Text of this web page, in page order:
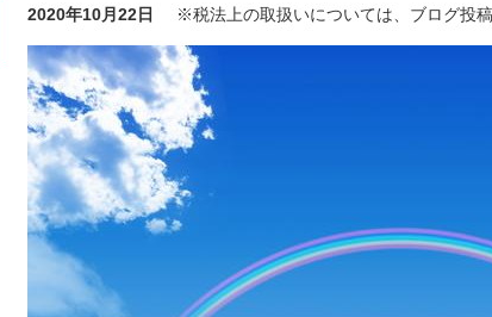
2020年10月22日 ※税法上の取扱いについては、ブログ投